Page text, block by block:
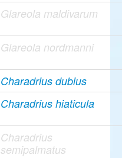
Glareola maldivarum
Glareola nordmanni
Charadrius dubius
Charadrius hiaticula
Charadrius
semipalmatus